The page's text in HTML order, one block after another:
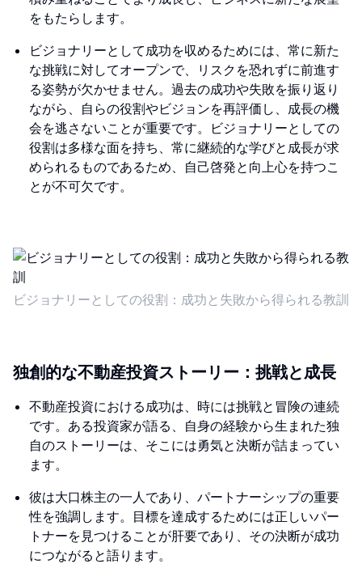
をもたらします。
ビジョナリーとして成功を収めるためには、常に新た
な挑戦に対してオープンで、リスクを恐れずに前進す
る姿勢が欠かせません。過去の成功や失敗を振り返り
ながら、自らの役割やビジョンを再評価し、成長の機
会を逃さないことが重要です。ビジョナリーとしての
役割は多様な面を持ち、常に継続的な学びと成長が求
められるものであるため、自己啓発と向上心を持つこ
とが不可欠です。
ビジョナリーとしての役割：成功と失敗から得られる教訓
独創的な不動産投資ストーリー：挑戦と成長
不動産投資における成功は、時には挑戦と冒険の連続
です。ある投資家が語る、自身の経験から生まれた独
自のストーリーは、そこには勇気と決断が詰まってい
ます。
彼は大口株主の一人であり、パートナーシップの重要
性を強調します。目標を達成するためには正しいパー
トナーを見つけることが肝要であり、その決断が成功
につながると語ります。